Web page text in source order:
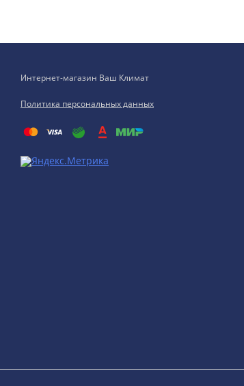
Интернет-магазин Ваш Климат
Политика персональных данных